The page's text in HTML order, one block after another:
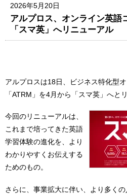
2026年5月20日
アルプロス、オンライン英語
「スマ英」へリニューアル
アルプロスは18日、ビジネス特化型
「ATRM」を4月から「スマ英」へと
今回のリニューアルは、
これまで培ってきた英語
学習体験の進化を、より
わかりやすくお伝えする
ためのもの。
さらに、事業拡大に伴い、より多く